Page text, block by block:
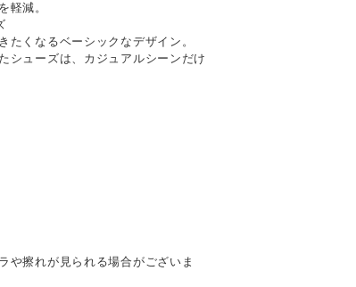
軽減。
たくなるベーシックなデザイン。
シューズは、カジュアルシーンだけ
や擦れが見られる場合がございま